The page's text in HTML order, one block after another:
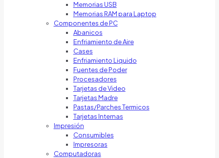
Memorias USB
Memorias RAM para Laptop
Componentes de PC
Abanicos
Enfriamiento de Aire
Cases
Enfriamiento Liquido
Fuentes de Poder
Procesadores
Tarjetas de Video
Tarjetas Madre
Pastas/Parches Termicos
Tarjetas Internas
Impresión
Consumibles
Impresoras
Computadoras